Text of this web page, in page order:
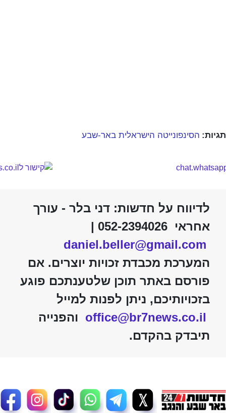
תגיות: הסינפונייטה הישראלית באר-שבע
לדיווח על חדשות: דני בלר - עורך
אחראי 052-2394026 |
daniel.beller@gmail.com
המערכת מכבדת זכויות יוצרים. אם
פורסם באתר תוכן שלטענתכם פוגע
בזכויותיכם, ניתן לפנות למייל
office@br7news.co.il והפנייה
תיבדק בהקדם.